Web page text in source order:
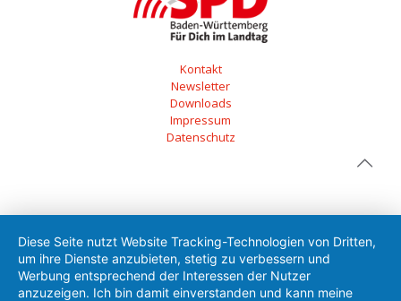
Kontakt
Newsletter
Downloads
Impressum
Datenschutz
Diese Seite nutzt Website Tracking-Technologien von Dritten,
um ihre Dienste anzubieten, stetig zu verbessern und
Werbung entsprechend der Interessen der Nutzer
anzuzeigen. Ich bin damit einverstanden und kann meine